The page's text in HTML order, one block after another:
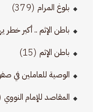
بلوغ المرام (379)
باطن الإثم .. أكبر خطر
باطن الإثم (15)
الوصية للعاملين في
المقاصد للإمام النووي